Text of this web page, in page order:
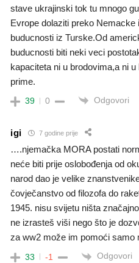
stave ukrajinski tok tu mnogo
Evrope dolaziti preko Nemacke
buducnosti iz Turske.Od
buducnosti biti neki veci
kapaciteta ni u brodovima,a ni
prime.
39 0 Odgovori
igi 7 godine prije
….njemačka MORA postati
neće biti prije oslobođenja od
narod dao je velike
čovječanstvo od filozofa do
1945. nisu svijetu ništa
ne izrasteš viši nego što je
za ww2 može im pomoći samo
33 -1 Odgovori